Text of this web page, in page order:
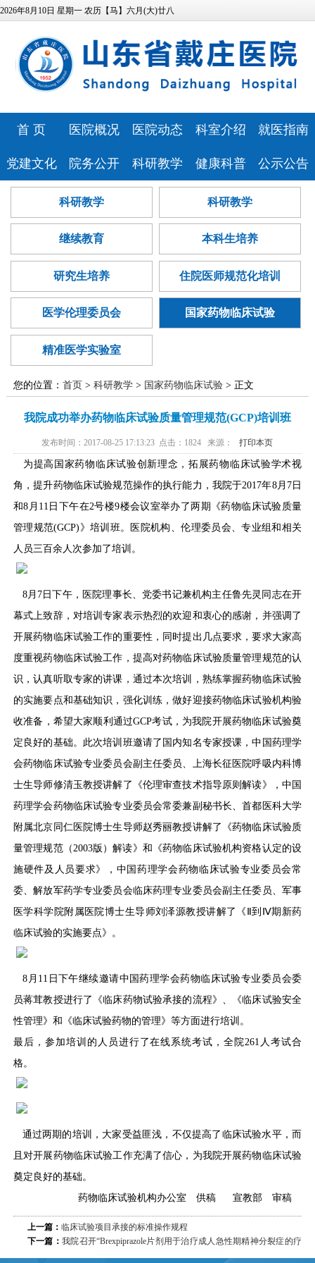
2026年8月10日 星期一 农历【马】六月(大)廿八
首 页 医院概况
医院简介
领导班子
发展历程
医疗资源
医院位置
医院动态
医院新闻
媒体报道
科室介绍
特色科室
心理健康中
心
医技科室
就医指南
专家风采
预约挂号
药事咨询
查询服务
党建文化
历史纪念馆
巾帼文明岗
青年文明号
廉政建设
院务公开
信息公开
服务指南
信访投诉
预算公开
科研教学
继续教育
研究生培养
住院医师规
验室
健康科普
讲座报告
病友心声
心理云讲堂
公示公告
人事招聘
医疗技术公
告
招标采购
科研教学 科研教学
继续教育 本科生培养
研究生培养 住院医师规范化培训
医学伦理委员会 国家药物临床试验
精准医学实验室
您的位置： 首页 > 科研教学> 国家药物临床试验> 正文
我院成功举办药物临床试验质量管理规范(GCP)培训班
发布时间：2017-08-25 17:13:23 点击： 1824 来源：打印本页
为提高国家药物临床试验创新理念，拓展药物临床试验学术视
角，提升药物临床试验规范操作的执行能力，我院于2017年8月7日
和8月11日下午在2号楼9楼会议室举办了两期《药物临床试验质量
管理规范(GCP)》培训班。医院机构、伦理委员会、专业组和相关
人员三百余人次参加了培训。
8月7日下午，医院理事长、党委书记兼机构主任鲁先灵同志在开
幕式上致辞，对培训专家表示热烈的欢迎和衷心的感谢，并强调了
开展药物临床试验工作的重要性，同时提出几点要求，要求大家高
度重视药物临床试验工作，提高对药物临床试验质量管理规范的认
识，认真听取专家的讲课，通过本次培训，熟练掌握药物临床试验
的实施要点和基础知识，强化训练，做好迎接药物临床试验机构验
收准备，希望大家顺利通过GCP考试，为我院开展药物临床试验奠
定良好的基础。此次培训班邀请了国内知名专家授课，中国药理学
会药物临床试验专业委员会副主任委员、上海长征医院呼吸内科博
士生导师修清玉教授讲解了《伦理审查技术指导原则解读》，中国
药理学会药物临床试验专业委员会常委兼副秘书长、首都医科大学
附属北京同仁医院博士生导师赵秀丽教授讲解了《药物临床试验质
量管理规范（2003版）解读》和《药物临床试验机构资格认定的设
施硬件及人员要求》，中国药理学会药物临床试验专业委员会常
委、解放军药学专业委员会临床药理专业委员会副主任委员、军事
医学科学院附属医院博士生导师刘泽源教授讲解了《Ⅱ到Ⅳ期新药
临床试验的实施要点》。
8月11日下午继续邀请中国药理学会药物临床试验专业委员会委
员蒋茸教授进行了《临床药物试验承接的流程》、《临床试验安全
性管理》和《临床试验药物的管理》等方面进行培训。
最后，参加培训的人员进行了在线系统考试，全院261人考试合
格。
通过两期的培训，大家受益匪浅，不仅提高了临床试验水平，而
且对开展药物临床试验工作充满了信心，为我院开展药物临床试验
奠定良好的基础。
药物临床试验机构办公室 供稿 宣教部 审稿
上一篇： 临床试验项目承接的标准操作规程
下一篇：我院召开“Brexpiprazole片剂用于治疗成人急性期精神分裂症的疗